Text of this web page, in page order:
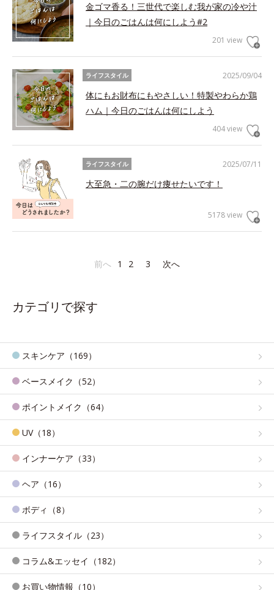
金ゴマ香る！三世代で楽しむ我が家の冷や汁
｜今日のごはんは何にしよう#2
201 view
2025/09/04
ライフスタイル
体にもお財布にもやさしい！特製やわらか鶏
ハム｜今日のごはんは何にしよう
404 view
2025/07/11
ライフスタイル
大至急・二の腕だけ痩せたいです！
5178 view
前へ 1 2 3 次へ
カテゴリで探す
スキンケア（169）
ベースメイク（52）
ポイントメイク（64）
UV（18）
インナーケア（33）
ヘア（16）
ボディ（8）
ライフスタイル（23）
コラム&エッセイ（182）
お買い物情報（10）